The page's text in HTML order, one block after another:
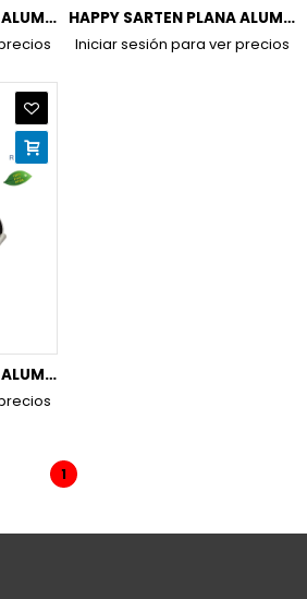
HAPPY SARTEN PLANA ALUM.INDUC. 26CM HAPPY SARTEN PLANA ALUM.INDUC. 28CM
Iniciar sesión para ver precios
HAPPY SARTEN PLANA ALUM.INDUC. 30CM
1